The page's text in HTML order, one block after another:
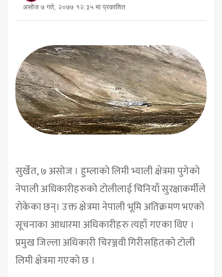
असोज ७ गते, २०७७ १२:३५ मा प्रकाशित
सुर्खेत, ७ असोज । हुम्लाको लिमी भ्याली क्षेत्रमा पुगेको
नेपाली अधिकारीहरुको टोलीलाई चिनियाँ सुरक्षाकर्मीले
रोकेका छन्। उक्त क्षेत्रमा नेपाली भूमि अतिक्रमण भएको
सूचनाका आधारमा अधिकारीहरु त्यहाँ गएका थिए ।
प्रमुख जिल्ला अधिकारी चिरञ्जवी गिरीसहितको टोली
लिमी क्षेत्रमा गएको छ ।